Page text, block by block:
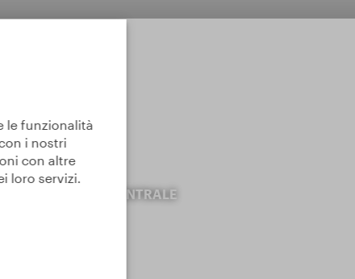
BOEMIA CENTRALE
le funzionalità
i nostri
con altre
loro servizi.